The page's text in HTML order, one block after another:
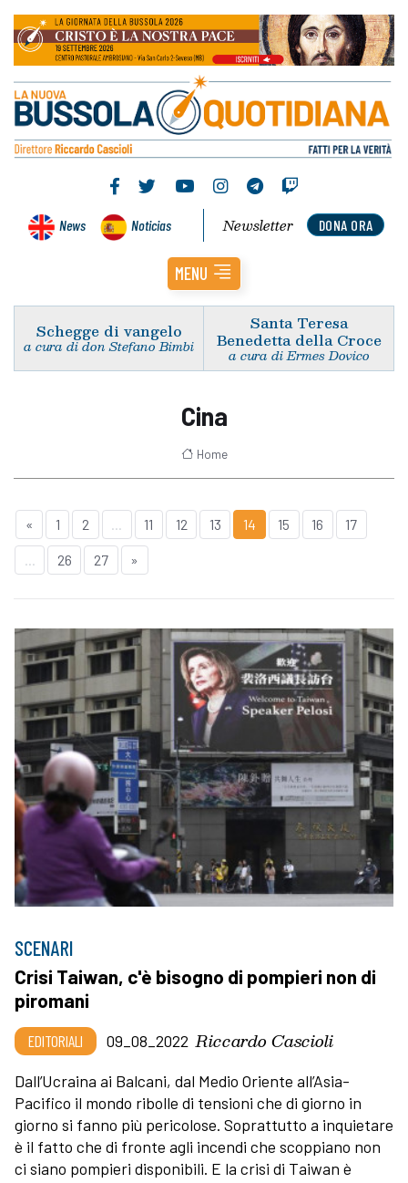
News Noticias DONA ORA
Newsletter
MENU
Schegge di vangelo
a cura di don Stefano Bimbi
Santa Teresa
Benedetta della Croce
a cura di Ermes Dovico
Cina
Home
« 1 2 11 12 13 14 15 16 17
... 26 27 »
SCENARI
Crisi Taiwan, c'è bisogno di pompieri non di
piromani
EDITORIALI 09_08_2022 Riccardo Cascioli
Dall’Ucraina ai Balcani, dal Medio Oriente all’Asia-
Pacifico il mondo ribolle di tensioni che di giorno in
giorno si fanno più pericolose. Soprattutto a inquietare
è il fatto che di fronte agli incendi che scoppiano non
ci siano pompieri disponibili. E la crisi di Taiwan è